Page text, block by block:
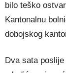
bilo teško
Kantonalnu
dobojskog
Dva sata